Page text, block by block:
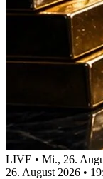
LIVE • Mi., 26.
26. August 2026 •